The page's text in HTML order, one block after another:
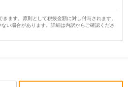
ます。原則として税抜金額に対し付与されます。
い場合があります。詳細は内訳からご確認くださ